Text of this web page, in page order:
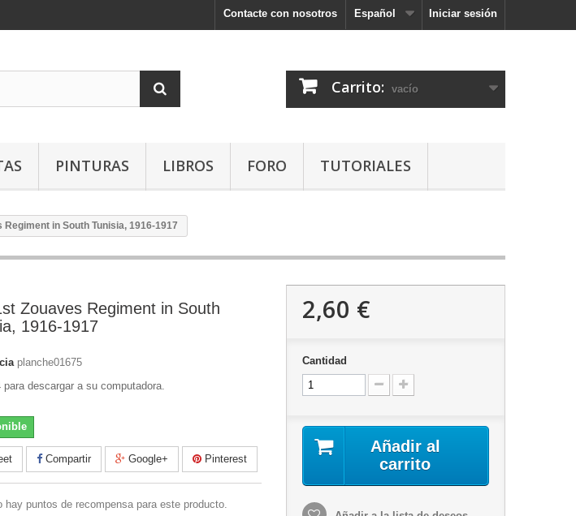
Iniciar sesión
Español
Contacte con nosotros
Carrito: vacío
PINTURAS LIBROS FORO TUTORIALES
Regiment in South Tunisia, 1916-1917
Zouaves Regiment in South
1916-1917
planche01675
para descargar a su computadora.
Compartir Google+ Pinterest
hay puntos de recompensa para este producto.
2,60 €
Cantidad
Añadir al
carrito